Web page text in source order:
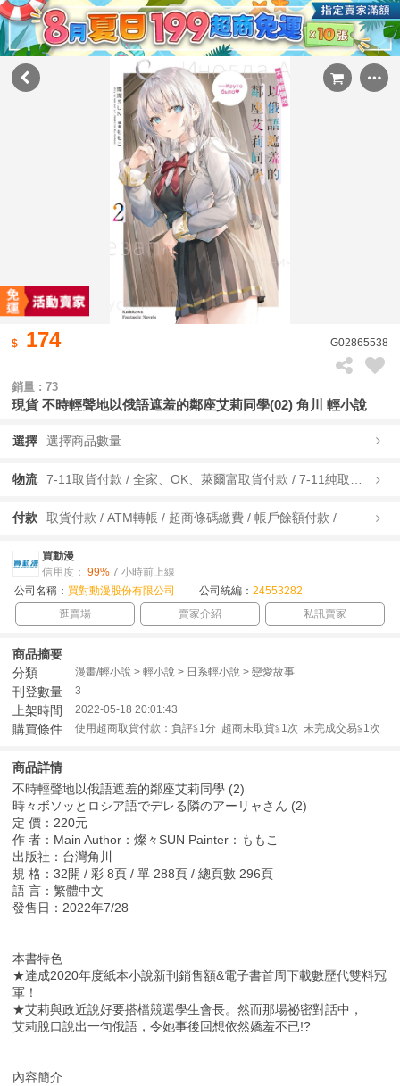
174 G02865538
銷量 : 73
現貨 不時輕聲地以俄語遮羞的鄰座艾莉同學(02) 角川 輕小說
選擇 選擇商品數量
物流
付款 取貨付款 / ATM轉帳 / 超商條碼繳費 / 帳戶餘額付款 /
買動漫
信用度： 99% 7 小時前上線
公司名稱： 買對動漫股份有限公司 公司統編： 24553282
逛賣場
賣家介紹 私訊賣家
商品摘要
分類
漫畫/輕小說 > 輕小說 > 日系輕小說 > 戀愛故事
刊登數量 3
上架時間 2022-05-18 20:01:43
購買條件 使用超商取貨付款：負評≦1分 超商未取貨≦1次 未完成交易≦1次
商品詳情
不時輕聲地以俄語遮羞的鄰座艾莉同學 (2)
時々ボソッとロシア語でデレる隣のアーリャさん (2)
定 價：220元
作 者：Main Author：燦々SUN Painter：ももこ
出版社：台灣角川
規 格：32開 / 彩 8頁 / 單 288頁 / 總頁數 296頁
語 言：繁體中文
發售日：2022年7/28
本書特色
★達成2020年度紙本小說新刊銷售額&電子書首周下載數歷代雙料冠
軍！
★艾莉與政近說好要搭檔競選學生會長。然而那場祕密對話中，
艾莉脫口說出一句俄語，令她事後回想依然嬌羞不已!?
內容簡介